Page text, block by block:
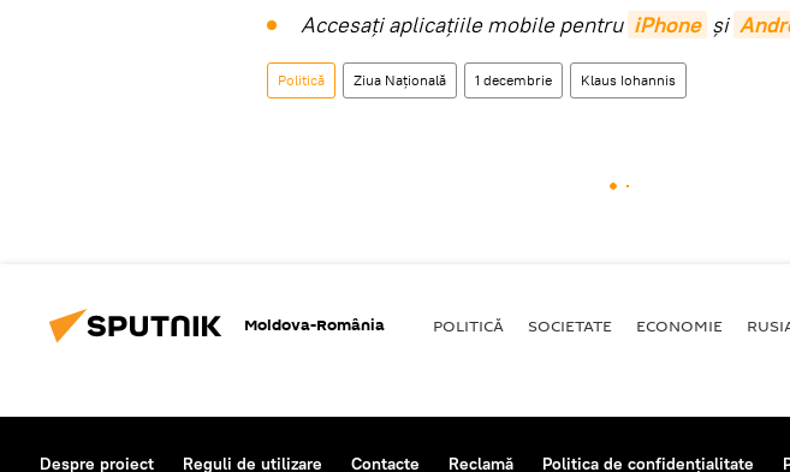
Accesaţi aplicaţiile mobile pentru iPhone și
Politică Ziua Națională 1 decembrie Klaus Iohannis
Moldova-România POLITICĂ SOCIETATE ECONOMIE
Despre proiect Reguli de utilizare Contacte Reclamă Politica de confidențialitate